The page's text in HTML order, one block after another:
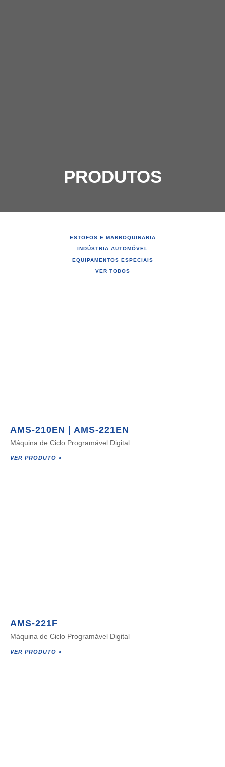
PRODUTOS
ESTOFOS E MARROQUINARIA
INDÚSTRIA AUTOMÓVEL
EQUIPAMENTOS ESPECIAIS
VER TODOS
AMS-210EN | AMS-221EN
Máquina de Ciclo Programável Digital
VER PRODUTO »
AMS-221F
Máquina de Ciclo Programável Digital
VER PRODUTO »